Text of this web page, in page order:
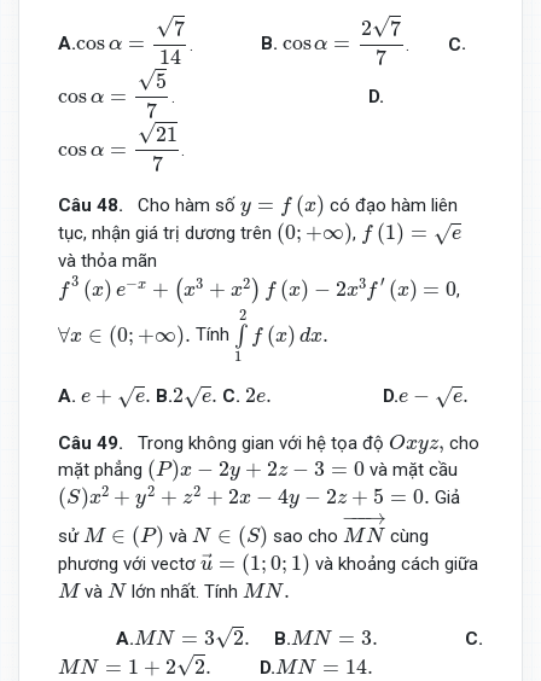
A.cosα =
√7
14
14
B. cosα =
2√7
7
77
C.
cosα =
√5
7
. D.
cosα =
√21
7
7
.
Câu 48. Cho hàm số y = f (x)
x)
có đạo hàm liên
tục, nhận giá trị dương trên (0; +∞)
(0;+ ∞ , f (1) = √e
f( 1)=
và thỏa mãn
f3 (x) e−x + (x3 + x2 ) f (x) − 2x3 f′ (x) = 0
f3(x)e−x+( 3+ x x) 2 x 3f )= 0
,
∀x ∈ (0; +∞).
∀ ∈ 0; ∞ Tính
2
∫
1
f (x) dx.
∫1 2 f x d
A. e + √e.
+ B.2√e.
2 . C. 2e.
2e D.e − √e.
Câu 49. Trong không gian với hệ tọa độ Oxyz,
Ox
cho
mặt phẳng (P)x − 2y + 2z − 3 = 0
(P)x +2z 3 và mặt cầu
(S)x2 + y2 + z2 + 2x − 4y − 2z + 5 = 0.
( S) x2 2 + 2 2 4 − z+ 0.
Giả
sửM ∈ (P)
M∈( P) vàN ∈ (S)
N∈( S) sao cho
−−−→
MN
MN→
cùng
phương với vectơ →
u = (1;0; 1)
u =(1 0 1) và khoảng cách giữa
M
MvàN
Nlớn nhất. Tính MN.
MN.
A.MN = 3√2.
MN=
B.MN = 3.
MN= 3. C.
MN = 1 + 2√2.
MN= + 22.
D.MN = 14.
MN= 14.